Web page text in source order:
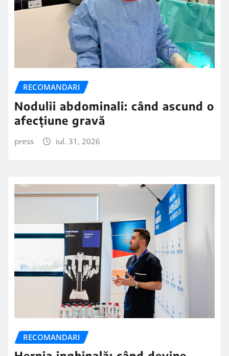
RECOMANDARI
Nodulii abdominali: când ascund o
afecțiune gravă
press iul. 31, 2026
RECOMANDARI